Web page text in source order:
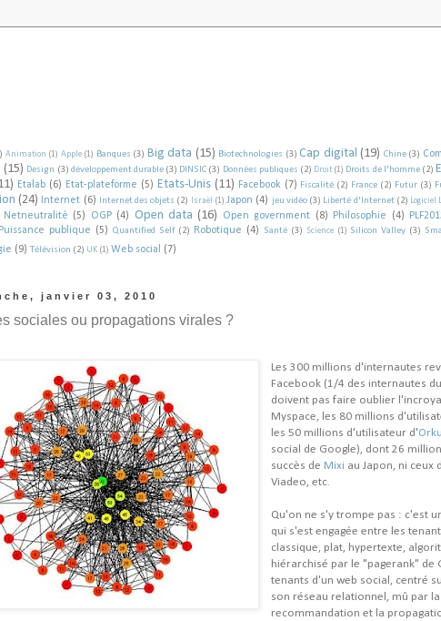
Animation (1) Apple (1) Banques (3) Big data (15) Biotechnologies (3) Cap digital (19) Chine (3)
(15) Design (3) développement durable (3) DINSIC (3) Données publiques (2) Droit (1) Droits de l'homme (2)
Etalab (6) Etat-plateforme (5) Etats-Unis (11) Facebook (7) Fiscalité (2) France (2) Futur (3)
(24) Internet (6) Internet des objets (2) Israël (1) Japon (4) jeu vidéo (3) Liberté d'Internet (2) Logiciel
Netneutralité (5) OGP (4) Open data (16) Open government (8) Philosophie (4)
Puissance publique (5) Quantified Self (2) Robotique (4) Santé (3) Science (1) Silicon Valley (3)
(9) Télévision (2) UK (1) Web social (7)
janvier 03, 2010
sociales ou propagations virales ?
Les 300 millions d'internautes
Facebook (1/4 des internautes
doivent pas faire oublier
Myspace, les 80 millions
les 50 millions d'utilisateur d'
social de Google), dont 26
succès de Mixi au Japon, ni ceux
Viadeo, etc.
Qu'on ne s'y trompe pas : c'est
qui s'est engagée entre les
classique, plat, hypertexte,
hiérarchisé par le "pagerank" de
tenants d'un web social, centré
son réseau relationnel, mû par la
recommandation et la